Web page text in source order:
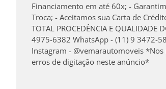
Financiamento em até 60x; -
Troca; - Aceitamos sua Carta de
TOTAL PROCEDÊNCIA E
4975-6382 WhatsApp - (11) 9 3472-
Instagram - @vemarautomoveis
erros de digitação neste anúncio*